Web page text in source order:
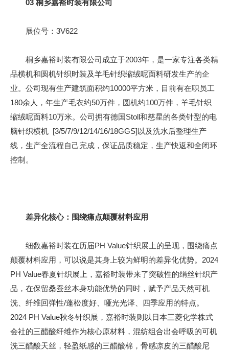
03 桐乡嘉裕时装有限公司
展位号：3V622
桐乡嘉裕时装有限公司成立于2003年，是一家专注各类精
品横机和圆机针织时装及羊毛针织缩绒呢面料研发生产的企
业。公司现有生产建筑面积约10000平方米，目前有在职员工
180余人，年生产毛衣约50万件，圆机约100万件，羊毛针织
缩绒呢面料10万米。公司拥有德国Stoll和慈星的各类针型的电
脑针织横机 [3/5/7/9/12/14/16/18GGS]以及洗水后整理生产
线，生产全流程自己完成，保证品质稳定，生产快返和全闭环
控制。
差异化核心：围绕痛点颠覆材料应用
细数嘉裕时装在历届PH Value针织展上的呈现，围绕痛点
颠覆材料应用，可以说是其身上较为鲜明的差异化优势。2024
PH Value春夏针织展上，嘉裕时装带来了突破性的绢丝针织产
品，在保留桑蚕丝本身功能优势的同时，赋予产品天然可机
洗、纤维回弹性/蓬松度好、哑光光泽、四季应用的特点。
2024 PH Value秋冬针织展，嘉裕时装则以日本三菱化学株式
会社的三醋酸纤维作为核心原材料，混纺组合出会呼吸的可机
洗三醋酸天丝，轻盈纸感的三醋酸棉，骨感凉皮的三醋酸尼